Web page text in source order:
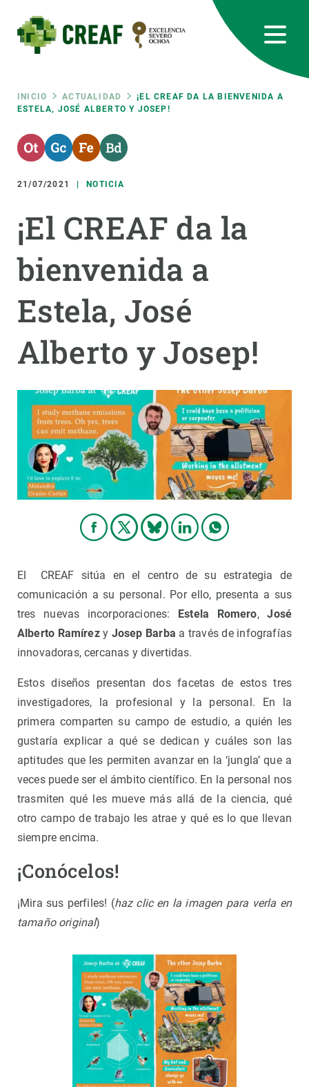
contenido
principal
Ruta
de
navegación
INICIO ACTUALIDAD
¡EL CREAF DA LA BIENVENIDA A
ESTELA, JOSÉ ALBERTO Y JOSEP!
21/07/2021 NOTICIA
¡El CREAF da la
bienvenida a
Estela, José
Alberto y Josep!
El CREAF sitúa en el centro de su estrategia de
comunicación a su personal. Por ello, presenta a sus
tres nuevas incorporaciones:
Estela Romero,José
Alberto Ramírezy Josep Barba a través de infografías
innovadoras, cercanas y divertidas.
Estos diseños presentan dos facetas de estos tres
investigadores, la profesional y la personal. En la
primera comparten su campo de estudio, a quién les
gustaría explicar a qué se dedican y cuáles son las
aptitudes que les permiten avanzar en la ‘jungla’ que a
veces puede ser el ámbito científico. En la personal nos
trasmiten qué les mueve más allá de la ciencia, qué
otro campo de trabajo les atrae y qué es lo que llevan
siempre encima.
¡Conócelos!
¡Mira sus perfiles! (haz clic en la imagen para verla en
tamaño original)
RRSS
Featured
responsive
INTRANET
Responsive
menu
INVESTIGACIÓN
CIENCIA EN ACCIÓN
ÚNETE A NOSOTROS
PARTICIPA